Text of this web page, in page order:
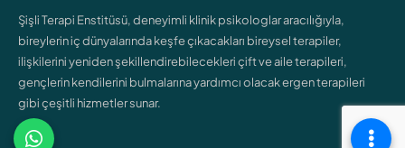
Şişli Terapi Enstitüsü, deneyimli klinik psikologlar aracılığıyla,
bireylerin iç dünyalarında keşfe çıkacakları bireysel terapiler,
ilişkilerini yeniden şekillendirebilecekleri çift ve aile terapileri,
gençlerin kendilerini bulmalarına yardımcı olacak ergen terapileri
gibi çeşitli hizmetler sunar.